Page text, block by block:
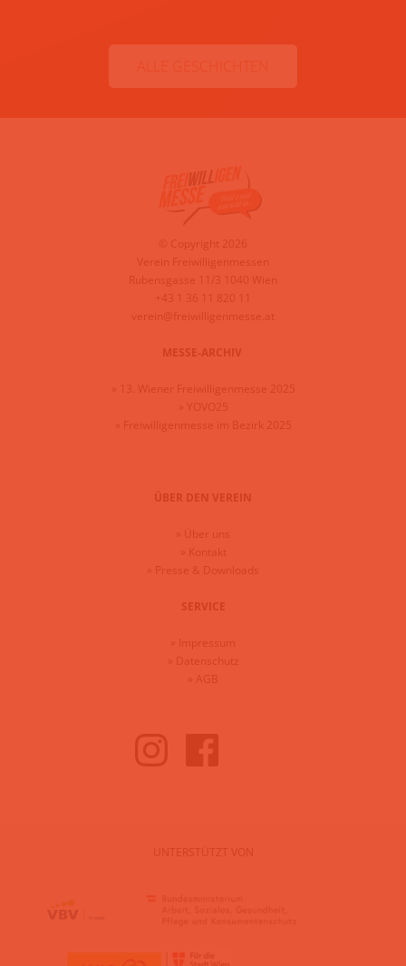
© Copyright 2026
Verein Freiwilligenmessen
Rubensgasse 11/3 1040 Wien
+43 1 36 11 820 11
verein@freiwilligenmesse.at
MESSE-ARCHIV
13. Wiener Freiwilligenmesse 2025
YOVO25
Freiwilligenmesse im Bezirk 2025
ÜBER DEN VEREIN
Über uns
Kontakt
Presse & Downloads
SERVICE
Impressum
Datenschutz
AGB
UNTERSTÜTZT VON